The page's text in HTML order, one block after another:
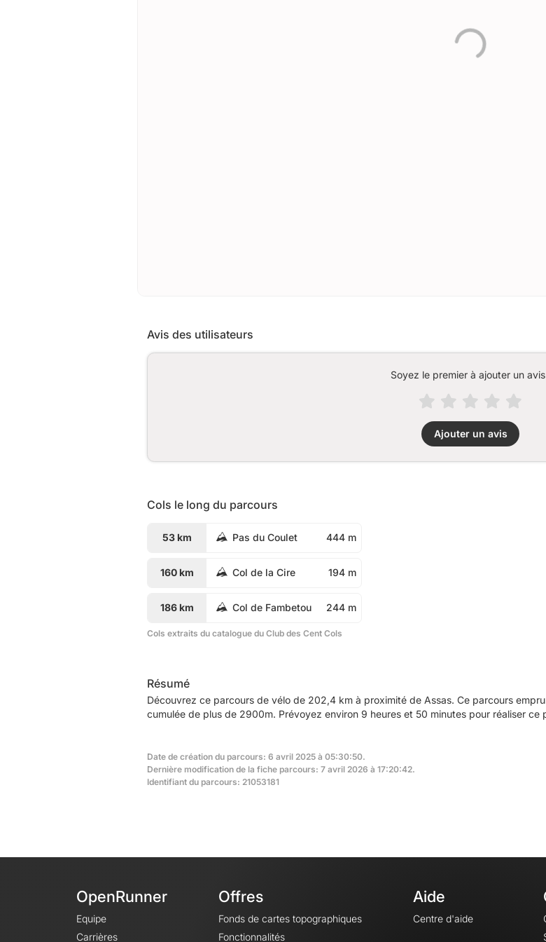
Avis des utilisateurs
Soyez le premier à ajouter un
Ajouter un avis
Cols le long du parcours
53 km Pas du Coulet 444 m
160 km Col de la Cire 194 m
186 km Col de Fambetou 244 m
Cols extraits du catalogue du Club des Cent Cols
Résumé
Découvrez ce parcours de vélo de 202,4 km à proximité de Assas. Ce parcours
cumulée de plus de 2900m. Prévoyez environ 9 heures et 50 minutes pour réaliser ce
Date de création du parcours: 6 avril 2025 à 05:30:50.
Dernière modification de la fiche parcours: 7 avril 2026 à 17:20:42.
Identifiant du parcours: 21053181
OpenRunner
Equipe
Carrières
Offres
Fonds de cartes topographiques
Fonctionnalités
Aide
Centre d'aide